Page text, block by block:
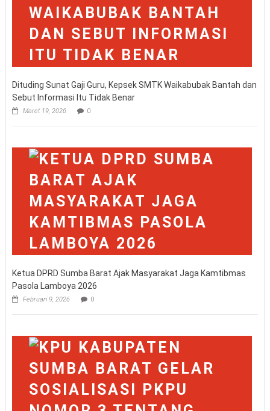
Dituding Sunat Gaji Guru, Kepsek SMTK Waikabubak Bantah dan
Sebut Informasi Itu Tidak Benar
Maret 19, 2026 0
Ketua DPRD Sumba Barat Ajak Masyarakat Jaga Kamtibmas
Pasola Lamboya 2026
Februari 9, 2026 0